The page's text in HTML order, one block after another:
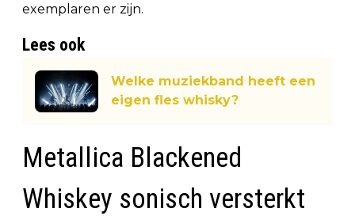
exemplaren er zijn.
Lees ook
Welke muziekband heeft een
eigen fles whisky?
Metallica Blackened
Whiskey sonisch versterkt